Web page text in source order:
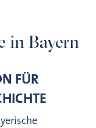
in Bayern
FÜR